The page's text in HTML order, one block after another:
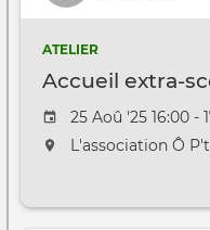
ATELIER
Accueil extra-
Date de
25 Aoû '25 16:00 -
L'événement aura
L'association Ô